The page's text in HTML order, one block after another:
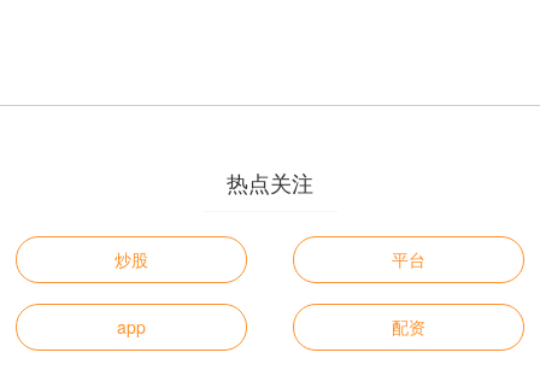
热点关注
炒股 平台
app 配资